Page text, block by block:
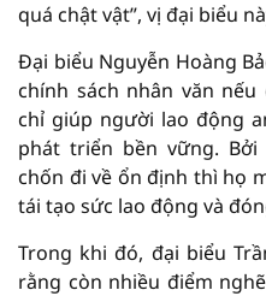
quá chật vật”, vị đại biểu
Đại biểu Nguyễn Hoàng
chính sách nhân văn
chỉ giúp người lao động
phát triển bền vững.
chốn đi về ổn định thì họ
tái tạo sức lao động và
Trong khi đó, đại biểu
rằng còn nhiều điểm